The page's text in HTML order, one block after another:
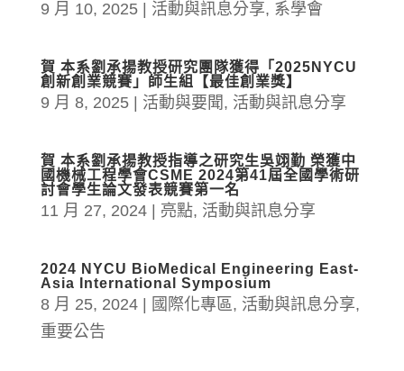
9 月 10, 2025| 活動與訊息分享, 系學會
賀 本系劉承揚教授研究團隊獲得「2025NYCU
創新創業競賽」師生組【最佳創業獎】
9 月 8, 2025| 活動與要聞, 活動與訊息分享
賀 本系劉承揚教授指導之研究生吳翊勤 榮獲中
國機械工程學會CSME 2024第41屆全國學術研
討會學生論文發表競賽第一名
11 月 27, 2024| 亮點, 活動與訊息分享
2024 NYCU BioMedical Engineering East-
Asia International Symposium
8 月 25, 2024| 國際化專區, 活動與訊息分享,
重要公告